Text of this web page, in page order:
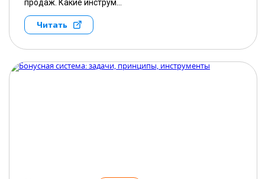
продаж. Какие инструм...
Читать